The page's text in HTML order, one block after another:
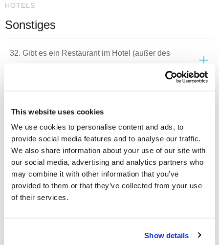
This website uses cookies
We use cookies to personalise content and ads, to
provide social media features and to analyse our traffic.
We also share information about your use of our site with
our social media, advertising and analytics partners who
may combine it with other information that you’ve
provided to them or that they’ve collected from your use
of their services.
Show details
HOTELS
Sonstiges
32. Gibt es ein Restaurant im Hotel (außer des
34. Wird veganes/vegetarisches/glutenfreies Essen
serviert?
35. Kann man das Abendessen durch das Mittagessen
ersetzen?
37. Haben wir einen sicheren Parkplatz?